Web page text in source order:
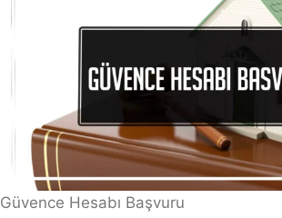
Güvence Hesabı Başvuru